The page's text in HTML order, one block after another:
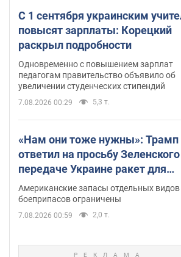
С 1 сентября украинским
повысят зарплаты: Корецкий
раскрыл подробности
Одновременно с повышением зарплат
педагогам правительство объявило об
увеличении студенческих стипендий
7.08.2026 00:29 5,3 т.
«Нам они тоже нужны»: Трамп
ответил на просьбу
передаче Украине ракет для
Patriot
Американские запасы отдельных видов
боеприпасов ограничены
7.08.2026 00:59 2,0 т.